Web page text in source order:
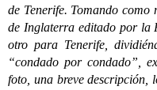
de Tenerife. Tomando
de Inglaterra editado por la
otro para Tenerife,
“condado por condado”,
foto, una breve descripción,